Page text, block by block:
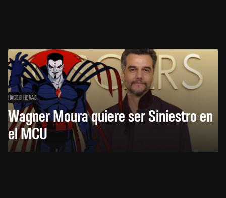
HACE 8 HORAS
Wagner Moura quiere ser Siniestro en
el MCU